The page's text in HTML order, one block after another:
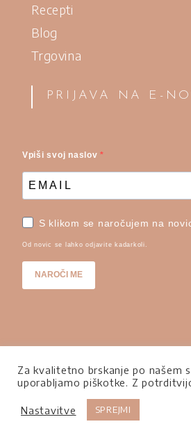
Recepti
Blog
Trgovina
PRIJAVA NA E-
Vpiši svoj naslov
S klikom se naročujem na
Od novic se lahko odjavite kadarkoli.
NAROČI ME
Everyday breakfast club @
pridržane |
Za kvalitetno brskanje po našem
uporabljamo piškotke. Z
Nastavitve SPREJMI